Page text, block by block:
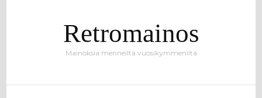
Retromainos
Mainoksia menneiltä vuosikymmeniltä